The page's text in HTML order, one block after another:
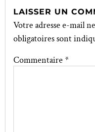
LAISSER UN
Votre adresse e-mail
obligatoires sont
Commentaire *